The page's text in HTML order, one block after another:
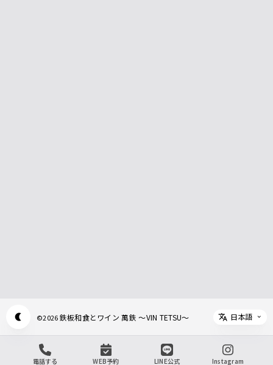
©2026鉄板和食とワイン 萬鉄 ～VIN TETSU～
電話する WEB予約 LINE公式 Instagram
Select
日本語
Appearance mode switch